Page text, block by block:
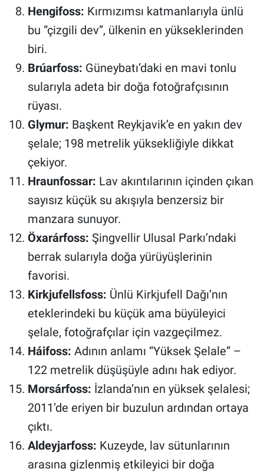
Hengifoss: Kırmızımsı katmanlarıyla ünlü
bu “çizgili dev”, ülkenin en yükseklerinden
biri.
Brúarfoss: Güneybatı’daki en mavi tonlu
sularıyla adeta bir doğa fotoğrafçısının
rüyası.
Glymur: Başkent Reykjavik’e en yakın dev
şelale; 198 metrelik yüksekliğiyle dikkat
çekiyor.
Hraunfossar: Lav akıntılarının içinden çıkan
sayısız küçük su akışıyla benzersiz bir
manzara sunuyor.
Öxarárfoss: Şingvellir Ulusal Parkı’ndaki
berrak sularıyla doğa yürüyüşlerinin
favorisi.
Kirkjufellsfoss: Ünlü Kirkjufell Dağı’nın
eteklerindeki bu küçük ama büyüleyici
şelale, fotoğrafçılar için vazgeçilmez.
Háifoss: Adının anlamı “Yüksek Şelale” –
122 metrelik düşüşüyle adını hak ediyor.
Morsárfoss: İzlanda’nın en yüksek şelalesi;
2011’de eriyen bir buzulun ardından ortaya
çıktı.
Aldeyjarfoss: Kuzeyde, lav sütunlarının
arasına gizlenmiş etkileyici bir doğa